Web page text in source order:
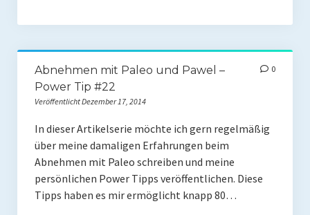
Coaching
Rezepte
Fermente
Fisch & Meeresfrüchte
Abnehmen mit Paleo und Pawel –
Power Tip #22
Veröffentlicht Dezember 17, 2014
0
In dieser Artikelserie möchte ich gern regelmäßig
über meine damaligen Erfahrungen beim
Abnehmen mit Paleo schreiben und meine
persönlichen Power Tipps veröffentlichen. Diese
Tipps haben es mir ermöglicht knapp 80…